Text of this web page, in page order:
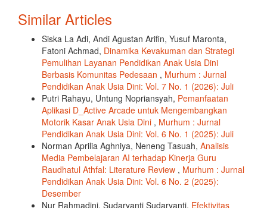
Similar Articles
Siska La Adi, Andi Agustan Arifin, Yusuf Maronta,
Fatoni Achmad, Dinamika Kevakuman dan Strategi
Pemulihan Layanan Pendidikan Anak Usia Dini
Berbasis Komunitas Pedesaan , Murhum : Jurnal
Pendidikan Anak Usia Dini: Vol. 7 No. 1 (2026): Juli
Putri Rahayu, Untung Nopriansyah, Pemanfaatan
Aplikasi D_Active Arcade untuk Mengembangkan
Motorik Kasar Anak Usia Dini , Murhum : Jurnal
Pendidikan Anak Usia Dini: Vol. 6 No. 1 (2025): Juli
Norman Aprilia Aghniya, Neneng Tasuah, Analisis
Media Pembelajaran AI terhadap Kinerja Guru
Raudhatul Athfal: Literature Review , Murhum : Jurnal
Pendidikan Anak Usia Dini: Vol. 6 No. 2 (2025):
Desember
Nur Rahmadini, Sudaryanti Sudaryanti, Efektivitas